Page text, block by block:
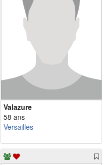
Valazure
58 ans
Versailles